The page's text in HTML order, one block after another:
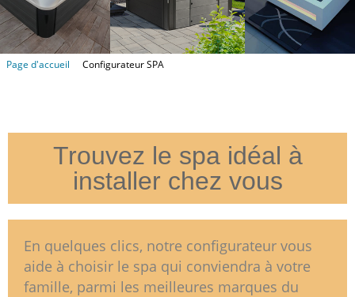
Page d'accueil Configurateur SPA
Trouvez le spa idéal à
installer chez vous
En quelques clics, notre configurateur vous
aide à choisir le spa qui conviendra à votre
famille, parmi les meilleures marques du